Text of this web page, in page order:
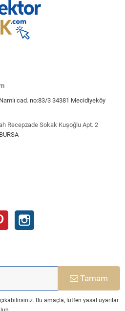
cad. no:83/3 34381 Mecidiyeköy
Recepzade Sokak Kuşoğlu Apt. 2
Pinterest
Tamam
Bu amaçla, lütfen yasal uyarılar